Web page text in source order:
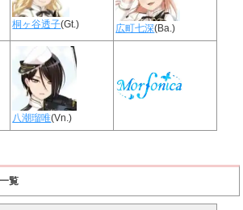
桐ヶ谷透子(Gt.) 広町七深(Ba.)
八潮瑠唯(Vn.)
覧